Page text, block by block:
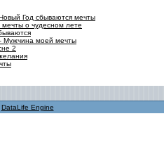
Год сбываются мечты
о чудесном лете
Мужчина моей мечты
2
DataLife Engine